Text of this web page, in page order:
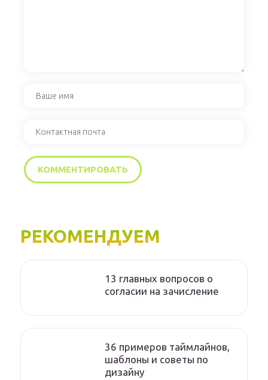
РЕКОМЕНДУЕМ
13 главных вопросов о
согласии на зачисление
36 примеров таймлайнов,
шаблоны и советы по
дизайну